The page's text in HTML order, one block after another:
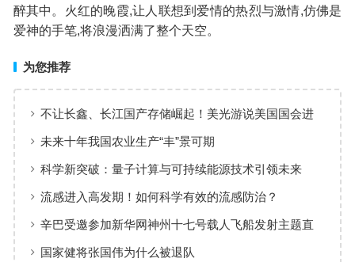
醉其中。火红的晚霞,让人联想到爱情的热烈与激情,仿佛是
爱神的手笔,将浪漫洒满了整个天空。
为您推荐
不让长鑫、长江国产存储崛起！美光游说美国国会进
一步收紧对华芯片设备出口管制
未来十年我国农业生产“丰”景可期
科学新突破：量子计算与可持续能源技术引领未来
流感进入高发期！如何科学有效的流感防治？
辛巴受邀参加新华网神州十七号载人飞船发射主题直
播
国家健将张国伟为什么被退队